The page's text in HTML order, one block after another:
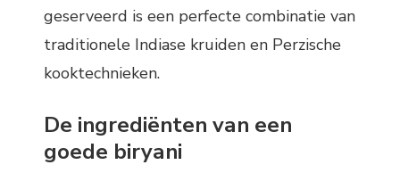
geserveerd is een perfecte combinatie van
traditionele Indiase kruiden en Perzische
kooktechnieken.
De ingrediënten van een
goede biryani